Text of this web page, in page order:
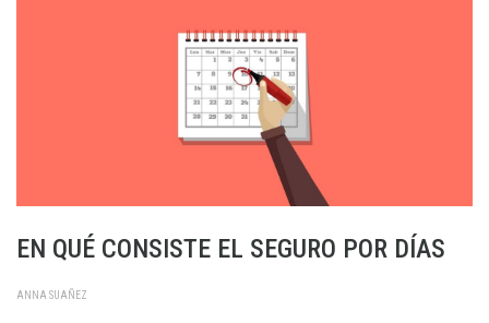
EN QUÉ CONSISTE EL SEGURO POR DÍAS
ANNA SUAÑEZ